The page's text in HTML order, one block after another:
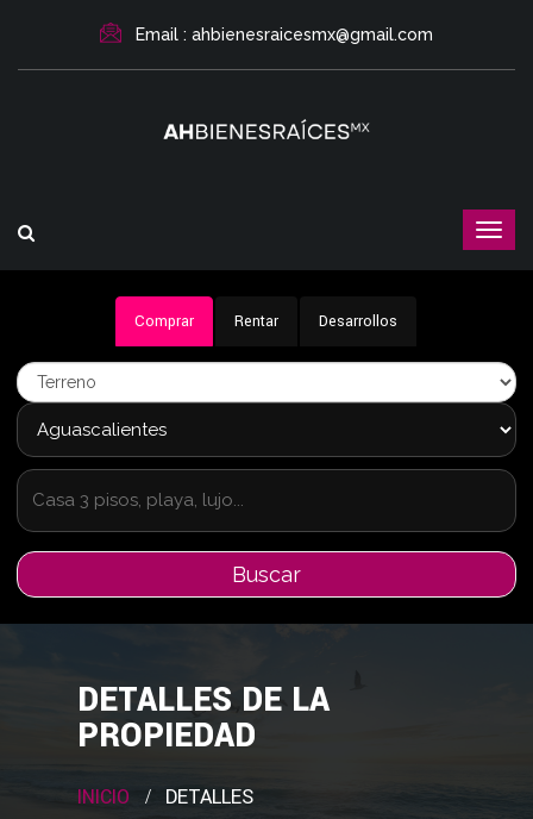
Email : ahbienesraicesmx@gmail.com
Comprar Rentar Desarrollos
Buscar
DETALLES DE LA
PROPIEDAD
INICIO DETALLES